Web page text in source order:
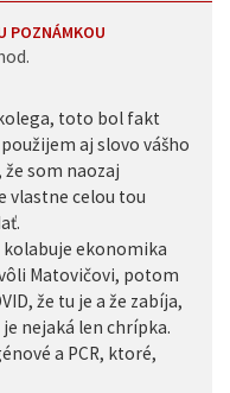
POZNÁMKOU
toto bol fakt
aj slovo vášho
som naozaj
vlastne celou tou
kolabuje ekonomika
Matovičovi, potom
že tu je a že zabíja,
nejaká len chrípka.
a PCR, ktoré,